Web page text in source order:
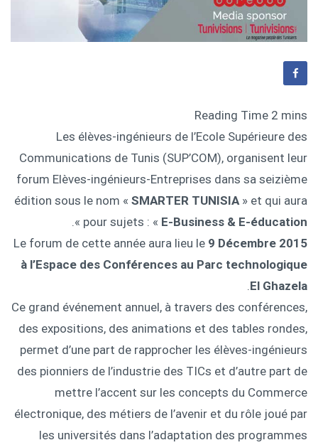
Les élèves-ingénieurs de l’Ecole Supérieure des
Communications de Tunis (SUP’COM), organisent leur
forum Elèves-ingénieurs-Entreprises dans sa seizième
édition sous le nom « SMARTER TUNISIA » et qui aura
pour sujets : « E-Business & E-éducation
».
Le forum de cette année aura lieu le 9 Décembre 2015
à l’Espace des Conférences au Parc technologique
El Ghazela
.
Ce grand événement annuel, à travers des conférences,
des expositions, des animations et des tables rondes,
permet d’une part de rapprocher les élèves-ingénieurs
des pionniers de l’industrie des TICs et d’autre part de
mettre l’accent sur les concepts du Commerce
électronique, des métiers de l’avenir et du rôle joué par
les universités dans l’adaptation des programmes